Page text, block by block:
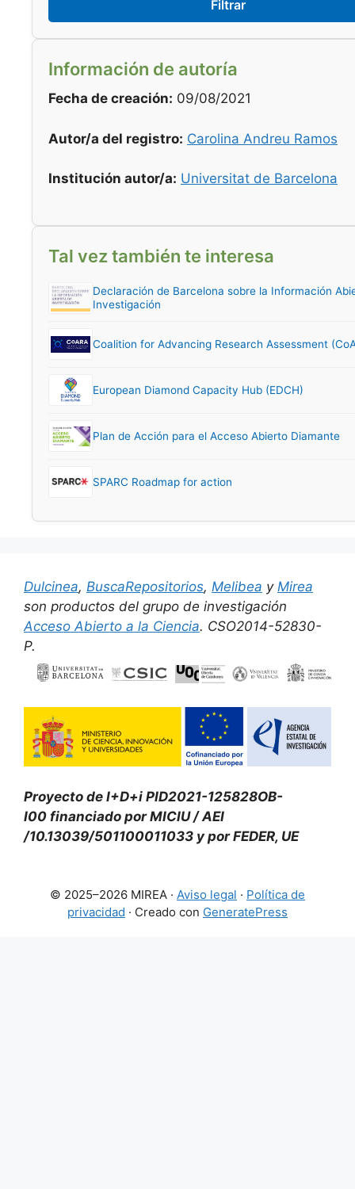
Filtrar
Información de autoría
Fecha de creación: 09/08/2021
Autor/a del registro: Carolina Andreu Ramos
Institución autor/a: Universitat de Barcelona
Tal vez también te interesa
Declaración de Barcelona sobre la Información
Investigación
Coalition for Advancing Research Assessment
European Diamond Capacity Hub (EDCH)
Plan de Acción para el Acceso Abierto Diamante
SPARC Roadmap for action
Dulcinea, BuscaRepositorios, Melibea y Mirea
son productos del grupo de investigación
Acceso Abierto a la Ciencia. CSO2014-52830-
P.
Proyecto de I+D+i PID2021-125828OB-
I00 financiado por MICIU / AEI
/10.13039/501100011033 y por FEDER, UE
© 2025–2026 MIREA · Aviso legal · Política de
privacidad · Creado con GeneratePress